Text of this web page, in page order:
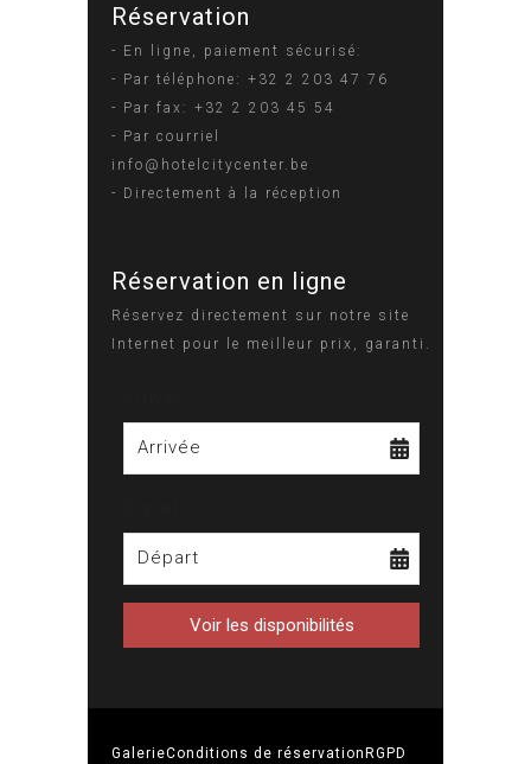
Réservation
- En ligne, paiement sécurisé:
- Par téléphone: +32 2 203 47 76
- Par fax: +32 2 203 45 54
- Par courriel
info@hotelcitycenter.be
- Directement à la réception
Réservation en ligne
Réservez directement sur notre site
Internet pour le meilleur prix, garanti.
Arrivée
Départ
GalerieConditions de réservation RGPD